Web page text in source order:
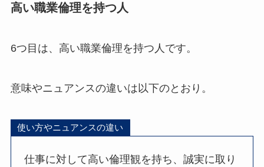
高い職業倫理を持つ人
6つ目は、高い職業倫理を持つ人です。
意味やニュアンスの違いは以下のとおり。
使い方やニュアンスの違い
仕事に対して高い倫理観を持ち、誠実に取り